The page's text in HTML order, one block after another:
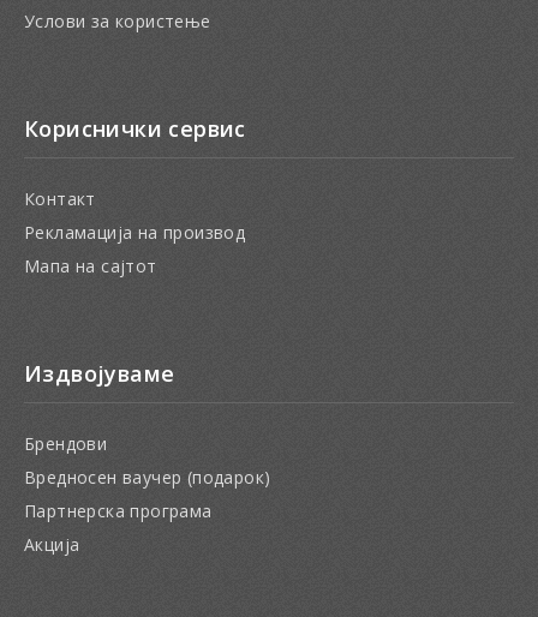
Услови за користење
Кориснички сервис
Контакт
Рекламација на производ
Мапа на сајтот
Издвојуваме
Брендови
Вредносен ваучер (подарок)
Партнерска програма
Акција